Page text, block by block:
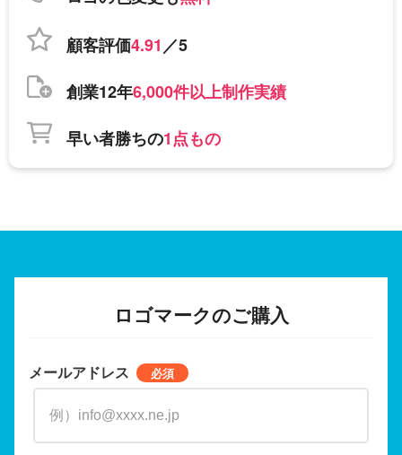
顧客評価4.91／5
創業12年6,000件以上制作実績
早い者勝ちの1点もの
ロゴマークのご購入
メールアドレス